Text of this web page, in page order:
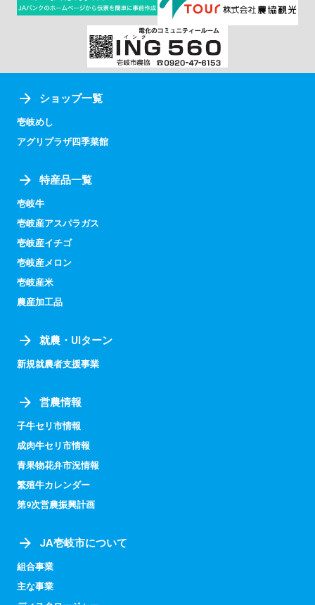
ショップ一覧
壱岐めし
アグリプラザ四季菜館
特産品一覧
壱岐牛
壱岐産アスパラガス
壱岐産イチゴ
壱岐産メロン
壱岐産米
農産加工品
就農・UIターン
新規就農者支援事業
営農情報
子牛セリ市情報
成肉牛セリ市情報
青果物花弁市況情報
繁殖牛カレンダー
第9次営農振興計画
JA壱岐市について
組合事業
主な事業